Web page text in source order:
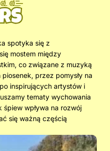
spotyka się z
mostem między
co związane z muzyką
przez pomysły na
inspirujących artystów i
tematy wychowania
wpływa na rozwój
się ważną częścią